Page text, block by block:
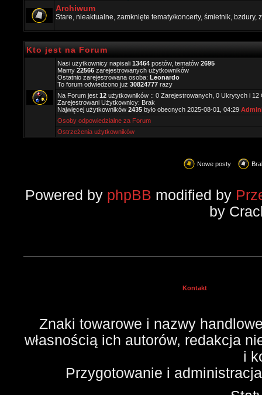
Archiwum
Stare, nieaktualne, zamknięte tematy/koncerty, śmietnik, bzdury,
Kto jest na Forum
Nasi użytkownicy napisali 13464 postów, tematów 2695
Mamy 22566 zarejestrowanych użytkowników
Ostatnio zarejestrowana osoba: Leonardo
To forum odwiedzono już 30824777 razy
Na Forum jest 12 użytkowników :: 0 Zarejestrowanych, 0 Ukrytych i 12
Zarejestrowani Użytkownicy: Brak
Najwięcej użytkowników 2435 było obecnych 2025-08-01, 04:29
Osoby odpowiedzialne za Forum
Ostrzeżenia użytkowników
Nowe posty
Powered by phpBB modified by
by
Kontakt
Znaki towarowe i nazwy
własnością ich autorów, redakcja
i
Przygotowanie i